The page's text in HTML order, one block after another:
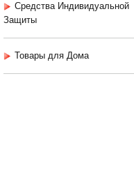
Средства Индивидуальной
Защиты
Товары для Дома